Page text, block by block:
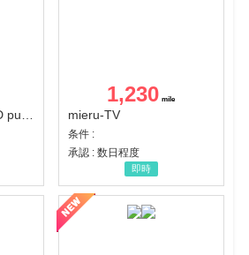
Tile Triple Match: 3D puzzle
1,230
mieru-TV
条件 :
承認 : 数日程度
即時